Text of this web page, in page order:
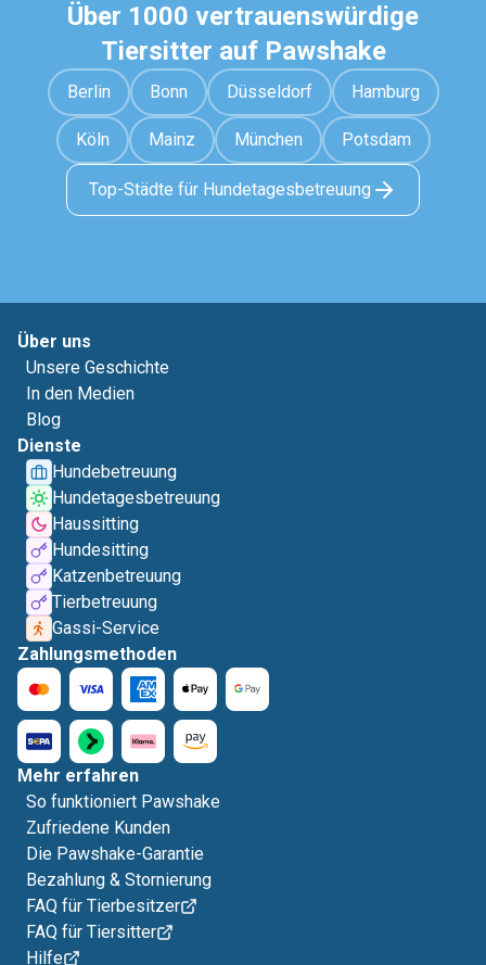
Über 1000 vertrauenswürdige
Tiersitter auf Pawshake
Berlin Bonn Düsseldorf Hamburg
Köln Mainz München Potsdam
Top-Städte für Hundetagesbetreuung
Über uns
Unsere Geschichte
In den Medien
Blog
Dienste
Hundebetreuung
Hundetagesbetreuung
Haussitting
Hundesitting
Katzenbetreuung
Tierbetreuung
Gassi-Service
Zahlungsmethoden
Mehr erfahren
So funktioniert Pawshake
Zufriedene Kunden
Die Pawshake-Garantie
Bezahlung & Stornierung
FAQ für Tierbesitzer
FAQ für Tiersitter
Hilfe